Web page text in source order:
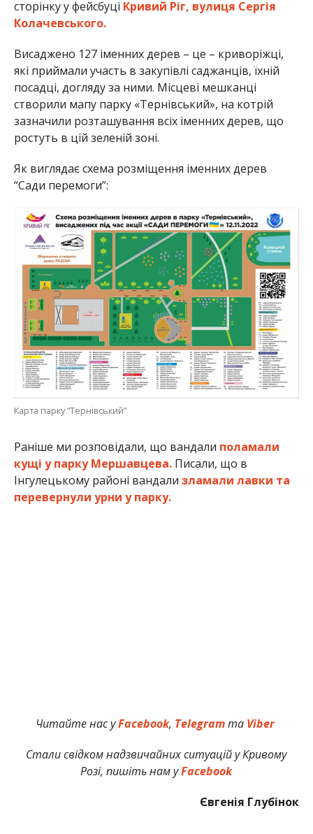
сторінку у фейсбуці Кривий Ріг, вулиця Сергія
Колачевського.
Висаджено 127 іменних дерев – це – криворіжці,
які приймали участь в закупівлі саджанців, їхній
посадці, догляду за ними. Місцеві мешканці
створили мапу парку «Тернівський», на котрій
зазначили розташування всіх іменних дерев, що
ростуть в цій зеленій зоні.
Як виглядає схема розміщення іменних дерев
“Сади перемоги”:
Карта парку “Тернівський”
Раніше ми розповідали, що вандали поламали
кущі у парку Мершавцева.Писали, що в
Інгулецькому районі вандали зламали лавки та
перевернули урни у парку.
Читайте нас уFacebook, Telegramта Viber
Стали свідком надзвичайних ситуацій у Кривому
Розі, пишіть нам уFacebook
Євгенія Глубінок